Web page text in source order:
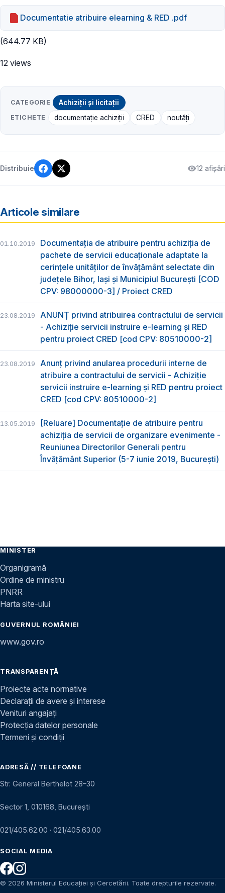
Documentatie atribuire elearning & RED .pdf
(644.77 KB)
12 views
CATEGORIE Achiziții și licitații
ETICHETE documentație achiziții CRED noutăți
Distribuie 12 afișări
Articole similare
01.10.2019
Documentația de atribuire pentru achiziția de
pachete de servicii educaționale adaptate la
cerințele unităților de învățământ selectate din
județele Bihor, Iași și Municipiul București [COD
CPV: 98000000-3] / Proiect CRED
23.08.2019
ANUNȚ privind atribuirea contractului de servicii
- Achiziție servicii instruire e-learning și RED
pentru proiect CRED [cod CPV: 80510000-2]
23.08.2019
Anunț privind anularea procedurii interne de
atribuire a contractului de servicii - Achiziție
servicii instruire e-learning și RED pentru proiect
CRED [cod CPV: 80510000-2]
13.05.2019
[Reluare] Documentație de atribuire pentru
achiziţia de servicii de organizare evenimente -
Reuniunea Directorilor Generali pentru
Învățământ Superior (5-7 iunie 2019, București)
MINISTER
Organigramă
Ordine de ministru
PNRR
Harta site-ului
GUVERNUL ROMÂNIEI
www.gov.ro
TRANSPARENȚĂ
Proiecte acte normative
Declarații de avere și interese
Venituri angajați
Protecția datelor personale
Termeni și condiții
ADRESĂ // TELEFOANE
Str. General Berthelot 28–30
Sector 1, 010168, București
021/405.62.00 · 021/405.63.00
SOCIAL MEDIA
© 2026 Ministerul Educației și Cercetării. Toate drepturile rezervate.